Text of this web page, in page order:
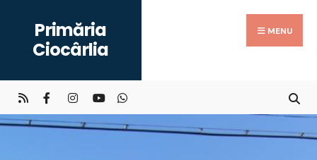
Primăria
Ciocârlia
MENU